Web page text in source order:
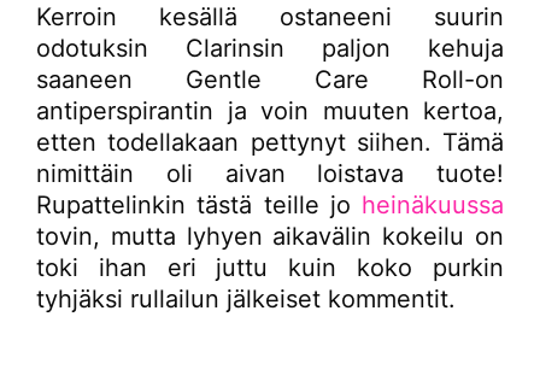
Kerroin kesällä ostaneeni suurin
odotuksin Clarinsin paljon kehuja
saaneen Gentle Care Roll-on
antiperspirantin ja voin muuten kertoa,
etten todellakaan pettynyt siihen. Tämä
nimittäin oli aivan loistava tuote!
Rupattelinkin tästä teille jo heinäkuussa
tovin, mutta lyhyen aikavälin kokeilu on
toki ihan eri juttu kuin koko purkin
tyhjäksi rullailun jälkeiset kommentit.